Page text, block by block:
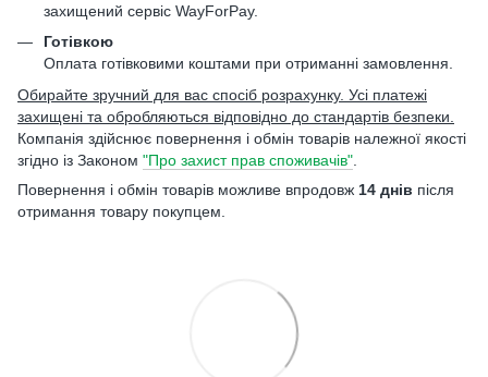
захищений сервіс WayForPay.
Готівкою
Оплата готівковими коштами при отриманні замовлення.
Обирайте зручний для вас спосіб розрахунку. Усі платежі
захищені та обробляються відповідно до стандартів безпеки.
Компанія здійснює повернення і обмін товарів належної якості
згідно із Законом "Про захист прав споживачів"
Повернення і обмін товарів можливе впродовж 14 днів після
отримання товару покупцем.